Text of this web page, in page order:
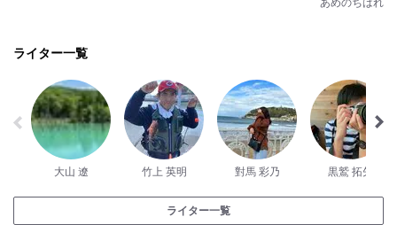
ライター一覧
大山 遼 竹上 英明 對馬 彩乃 黒鷲 拓矢
ライター一覧